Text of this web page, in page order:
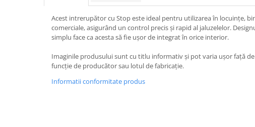
Paratrăsnete ESE — PDA Integrat
Piese de adaptare
de mișcare și accesorii
Acest intrerupător cu Stop este ideal pentru utilizarea în locuințe,
comerciale, asigurând un control precis și rapid al jaluzelelor.
simplu face ca acesta să fie ușor de integrat în orice interior.
Imaginile produsului sunt cu titlu informativ și pot varia ușor față
funcție de producător sau lotul de fabricație.
Informatii conformitate produs